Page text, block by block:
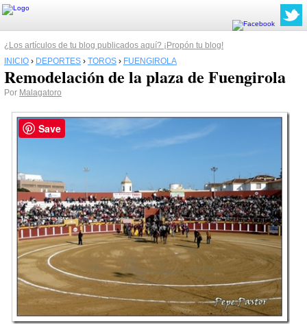
¿Los artículos de tu blog publicados aquí? ¡Propón tu blog!
INICIO › DEPORTES › TOROS › FUENGIROLA
Remodelación de la plaza de Fuengirola
Por Malagatoro
Save